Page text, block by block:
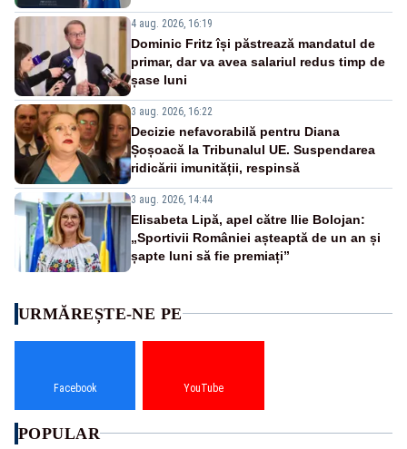
4 aug. 2026, 16:19
Dominic Fritz își păstrează mandatul de
primar, dar va avea salariul redus timp de
șase luni
3 aug. 2026, 16:22
Decizie nefavorabilă pentru Diana
Șoșoacă la Tribunalul UE. Suspendarea
ridicării imunității, respinsă
3 aug. 2026, 14:44
Elisabeta Lipă, apel către Ilie Bolojan:
„Sportivii României așteaptă de un an și
șapte luni să fie premiați”
URMĂREȘTE-NE PE
Facebook YouTube
POPULAR